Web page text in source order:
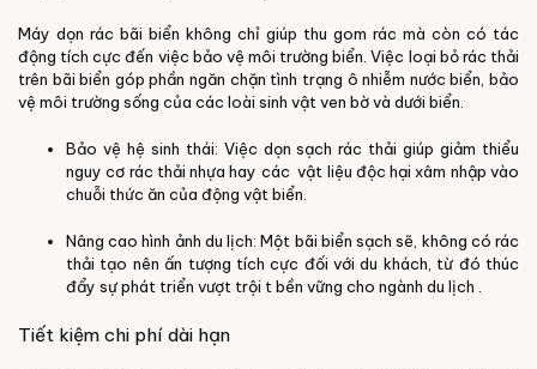
Máy dọn rác bãi biển không chỉ giúp thu gom rác mà còn có tác
động tích cực đến việc bảo vệ môi trường biển. Việc loại bỏ rác thải
trên bãi biển góp phần ngăn chặn tình trạng ô nhiễm nước biển, bảo
vệ môi trường sống của các loài sinh vật ven bờ và dưới biển.
Bảo vệ hệ sinh thái: Việc dọn sạch rác thải giúp giảm thiểu
nguy cơ rác thải nhựa hay các vật liệu độc hại xâm nhập vào
chuỗi thức ăn của động vật biển.
Nâng cao hình ảnh du lịch: Một bãi biển sạch sẽ, không có rác
thải tạo nên ấn tượng tích cực đối với du khách, từ đó thúc
đẩy sự phát triển vượt trội t bền vững cho ngành du lịch .
Tiết kiệm chi phí dài hạn